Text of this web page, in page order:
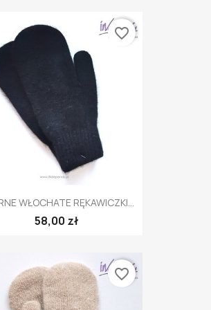
WŁOCHATE RĘKAWICZKI...
58,00 zł
favorite_border
favorite_border